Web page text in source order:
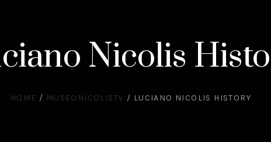
Nicolis
HOME / MUSEONICOLISTV / LUCIANO NICOLIS HISTORY